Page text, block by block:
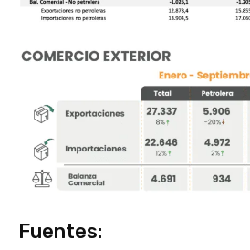
Fuentes: